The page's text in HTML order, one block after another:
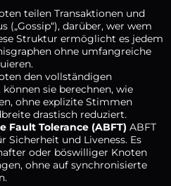
teilen Transaktionen und
(„Gossip“), darüber, wer wem
Struktur ermöglicht es jedem
ohne umfangreiche
den vollständigen
sie berechnen, wie
ohne explizite Stimmen
drastisch reduziert.
Fault Tolerance (ABFT) ABFT
Sicherheit und Liveness. Es
oder böswilliger Knoten
ohne auf synchronisierte